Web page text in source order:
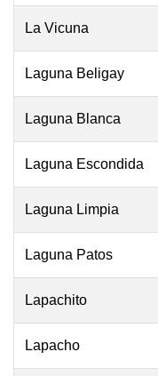
La Vicuna
Laguna Beligay
Laguna Blanca
Laguna Escondida
Laguna Limpia
Laguna Patos
Lapachito
Lapacho